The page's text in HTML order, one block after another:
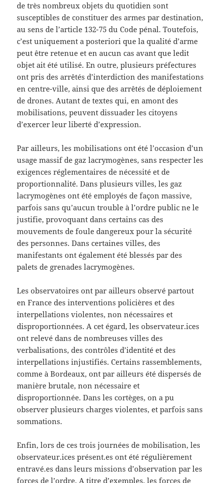
de très nombreux objets du quotidien sont
susceptibles de constituer des armes par destination,
au sens de l’article 132-75 du Code pénal. Toutefois,
c’est uniquement a posteriori que la qualité d’arme
peut être retenue et en aucun cas avant que ledit
objet ait été utilisé. En outre, plusieurs préfectures
ont pris des arrêtés d’interdiction des manifestations
en centre-ville, ainsi que des arrêtés de déploiement
de drones. Autant de textes qui, en amont des
mobilisations, peuvent dissuader les citoyens
d’exercer leur liberté d’expression.
Par ailleurs, les mobilisations ont été l’occasion d’un
usage massif de gaz lacrymogènes, sans respecter les
exigences réglementaires de nécessité et de
proportionnalité. Dans plusieurs villes, les gaz
lacrymogènes ont été employés de façon massive,
parfois sans qu’aucun trouble à l’ordre public ne le
justifie, provoquant dans certains cas des
mouvements de foule dangereux pour la sécurité
des personnes. Dans certaines villes, des
manifestants ont également été blessés par des
palets de grenades lacrymogènes.
Les observatoires ont par ailleurs observé partout
en France des interventions policières et des
interpellations violentes, non nécessaires et
disproportionnées. A cet égard, les observateur.ices
ont relevé dans de nombreuses villes des
verbalisations, des contrôles d’identité et des
interpellations injustifiés. Certains rassemblements,
comme à Bordeaux, ont par ailleurs été dispersés de
manière brutale, non nécessaire et
disproportionnée. Dans les cortèges, on a pu
observer plusieurs charges violentes, et parfois sans
sommations.
Enfin, lors de ces trois journées de mobilisation, les
observateur.ices présent.es ont été régulièrement
entravé.es dans leurs missions d’observation par les
forces de l’ordre. A titre d’exemples, les forces de